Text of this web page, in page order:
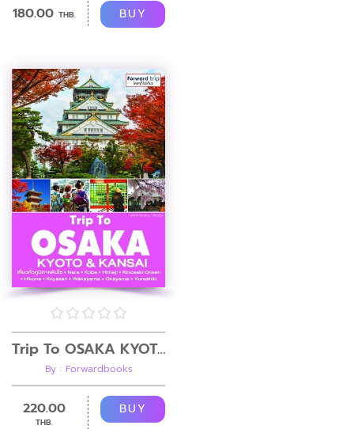
180.00 THB. BUY
Trip To OSAKA KYOTO & KANSAI
By : Forwardbooks
220.00
THB.
BUY